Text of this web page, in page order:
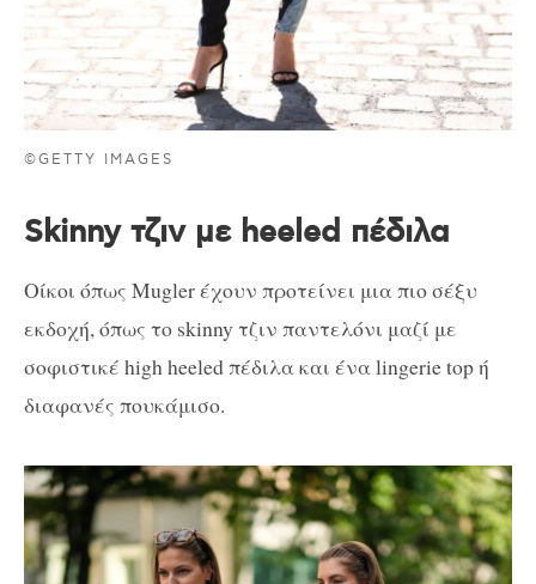
©GETTY IMAGES
Skinny τζιν με heeled πέδιλα
Οίκοι όπως Mugler έχουν προτείνει μια πιο σέξυ
εκδοχή, όπως το skinny τζιν παντελόνι μαζί με
σοφιστικέ high heeled πέδιλα και ένα lingerie top ή
διαφανές πουκάμισο.